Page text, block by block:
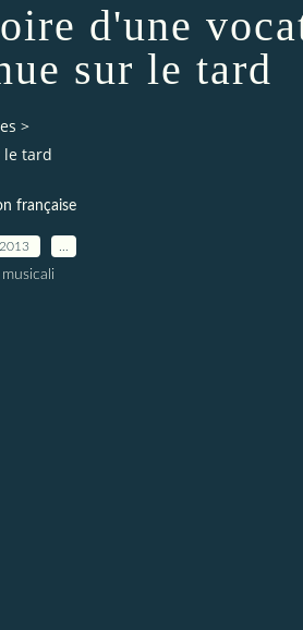
d'une
sur le tard
>
le tard
française
musicali